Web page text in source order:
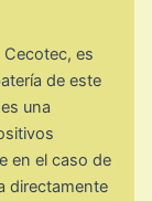
es
de este
una
en el caso de
directamente